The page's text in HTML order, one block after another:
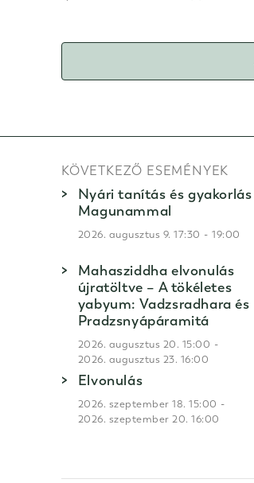
KÖVETKEZŐ ESEMÉNYEK
Nyári tanítás és gyakorlás
Magunammal
2026. augusztus 9. 17:30 -19:00
Mahasziddha elvonulás
újratöltve – A tökéletes
yabyum: Vadzsradhara és
Pradzsnyápáramitá
2026. augusztus 20. 15:00 -
2026. augusztus 23. 16:00
Elvonulás
2026. szeptember 18. 15:00 -
2026. szeptember 20. 16:00